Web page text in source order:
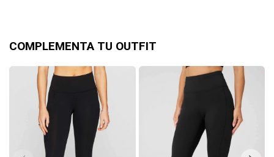
COMPLEMENTA TU OUTFIT